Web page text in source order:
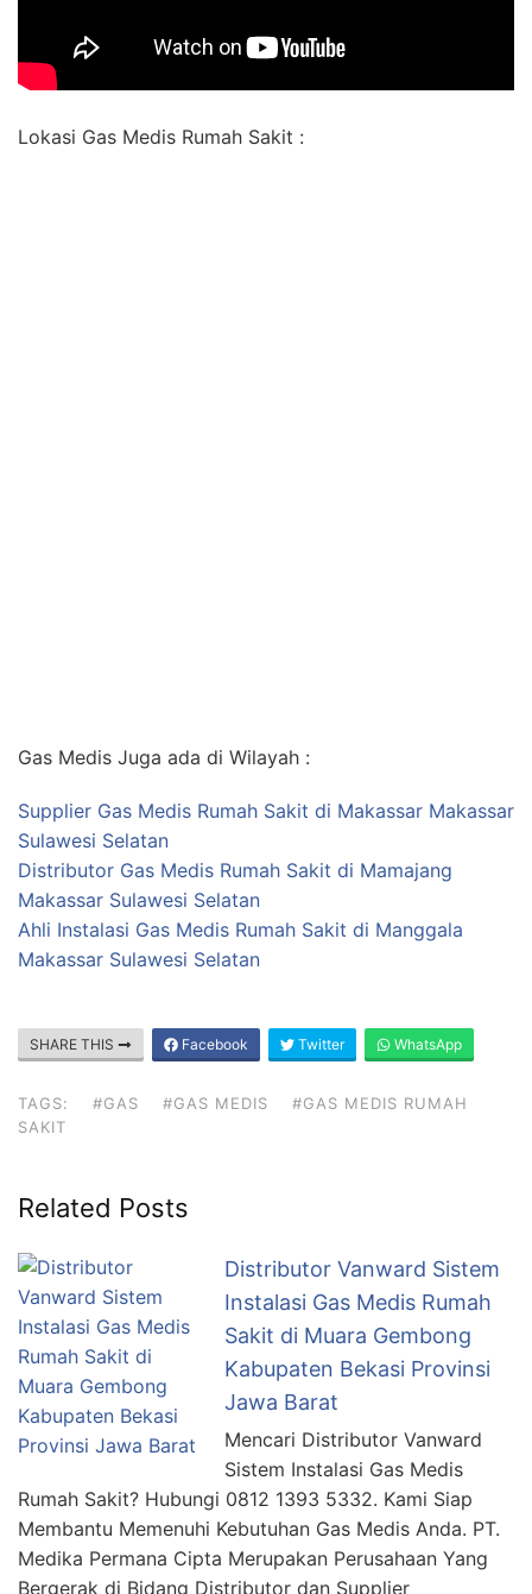
Lokasi Gas Medis Rumah Sakit :
Gas Medis Juga ada di Wilayah :
Supplier Gas Medis Rumah Sakit di Makassar Makassar
Sulawesi Selatan
Distributor Gas Medis Rumah Sakit di Mamajang
Makassar Sulawesi Selatan
Ahli Instalasi Gas Medis Rumah Sakit di Manggala
Makassar Sulawesi Selatan
SHARE THIS Facebook Twitter WhatsApp
TAGS: #GAS #GAS MEDIS
#GAS MEDIS RUMAH
SAKIT
Related Posts
Distributor Vanward Sistem
Instalasi Gas Medis Rumah
Sakit di Muara Gembong
Kabupaten Bekasi Provinsi
Jawa Barat
Mencari Distributor Vanward
Sistem Instalasi Gas Medis
Rumah Sakit? Hubungi 0812 1393 5332. Kami Siap
Membantu Memenuhi Kebutuhan Gas Medis Anda. PT.
Medika Permana Cipta Merupakan Perusahaan Yang
Bergerak di Bidang Distributor dan Supplier